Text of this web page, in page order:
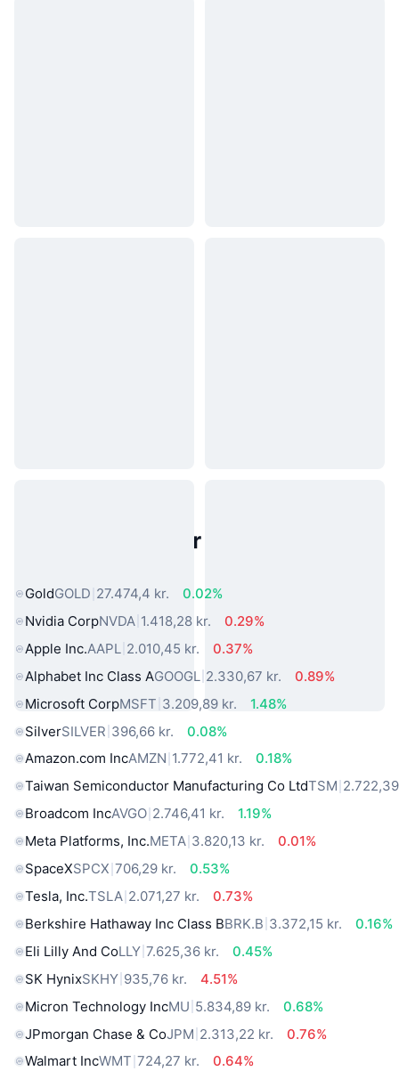
Populære aktiver fra den virkelige
GoldGOLD 27.474,4 kr.
0.02%
Nvidia CorpNVDA 1.418,28 kr.
0.29%
Apple Inc.AAPL 2.010,45 kr.
0.37%
Alphabet Inc Class AGOOGL 2.330,67 kr.
0.89%
Microsoft CorpMSFT 3.209,89 kr.
1.48%
SilverSILVER 396,66 kr.
0.08%
Amazon.com IncAMZN 1.772,41 kr.
0.18%
Taiwan Semiconductor Manufacturing Co LtdTSM
Broadcom IncAVGO 2.746,41 kr.
1.19%
Meta Platforms, Inc.META 3.820,13 kr.
0.01%
SpaceXSPCX 706,29 kr.
0.53%
Tesla, Inc.TSLA 2.071,27 kr.
0.73%
Berkshire Hathaway Inc Class BBRK.B 3.372,15 kr.
0.16%
Eli Lilly And CoLLY 7.625,36 kr.
0.45%
SK HynixSKHY 935,76 kr.
4.51%
Micron Technology IncMU 5.834,89 kr.
0.68%
JPmorgan Chase & CoJPM 2.313,22 kr.
0.76%
Walmart IncWMT 724,27 kr. 0.64%